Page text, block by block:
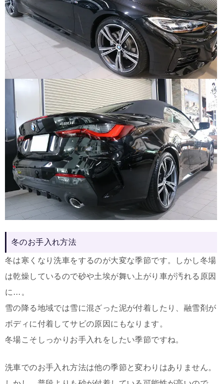
冬のお手入れ方法
冬は寒くなり洗車をするのが大変な季節です。しかし冬場
は乾燥しているので砂や土埃が舞い上がり車が汚れる原因
に…。
雪の降る地域では雪に混ざった泥が付着したり、融雪剤が
ボディに付着してサビの原因にもなります。
冬場こそしっかりお手入れをしたい季節ですね。
洗車でのお手入れ方法は他の季節と変わりはありません。